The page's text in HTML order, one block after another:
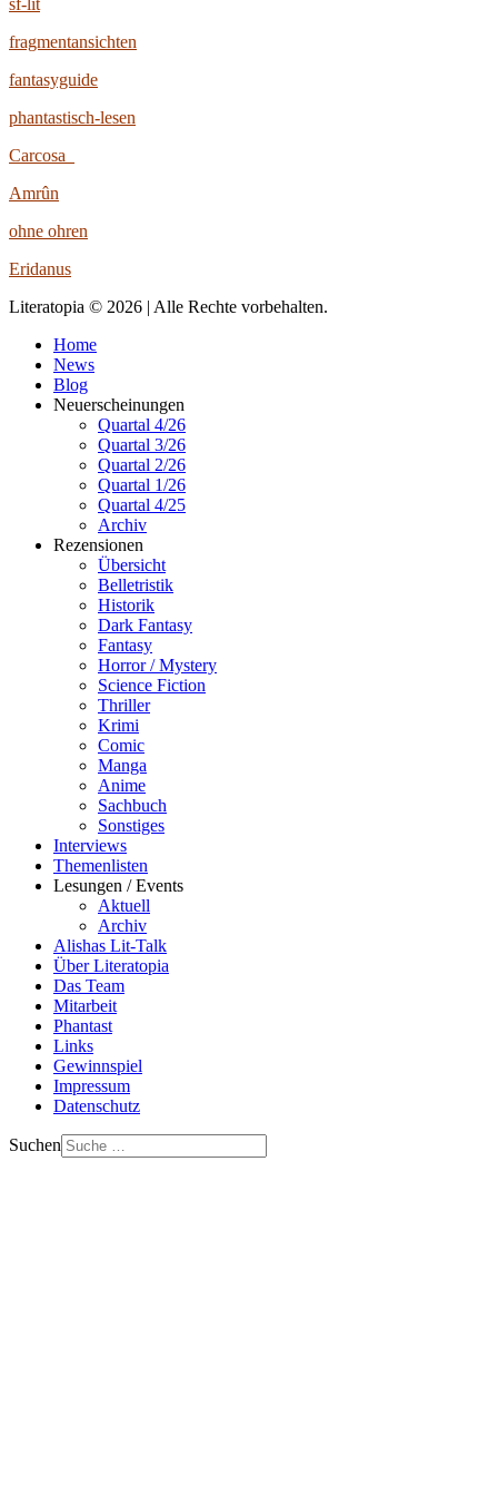
fragmentansichten
fantasyguide
phantastisch-lesen
Carcosa
Amrûn
ohne ohren
Eridanus
Literatopia © 2026 | Alle Rechte vorbehalten.
Home
News
Blog
Neuerscheinungen
Quartal 4/26
Quartal 3/26
Quartal 2/26
Quartal 1/26
Quartal 4/25
Archiv
Rezensionen
Übersicht
Belletristik
Historik
Dark Fantasy
Fantasy
Horror / Mystery
Science Fiction
Thriller
Krimi
Comic
Manga
Anime
Sachbuch
Sonstiges
Interviews
Themenlisten
Lesungen / Events
Aktuell
Archiv
Alishas Lit-Talk
Über Literatopia
Das Team
Mitarbeit
Phantast
Links
Gewinnspiel
Impressum
Datenschutz
Suchen